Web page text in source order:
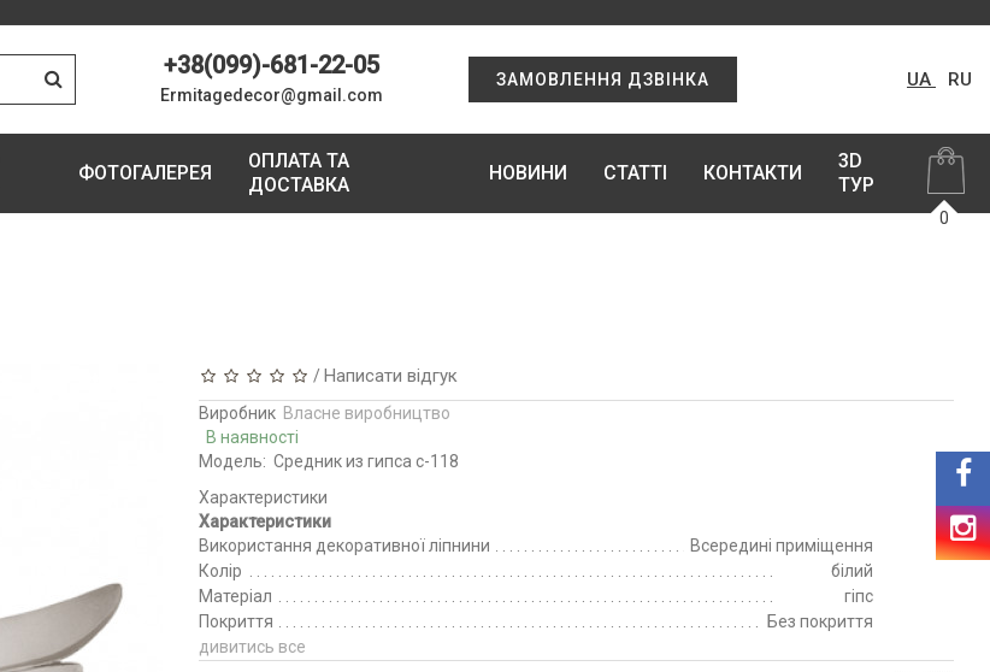
+38(099)-681-22-05
Ermitagedecor@gmail.com
ЗАМОВЛЕННЯ ДЗВІНКА UA RU
ФОТОГАЛЕРЕЯ
ОПЛАТА ТА
ДОСТАВКА
НОВИНИ СТАТТІ КОНТАКТИ
3D
ТУР
0
/Написати відгук
Виробник Власне виробництво
В наявності
Модель: Средник из гипса с-118
Характеристики
Характеристики
Використання декоративної ліпнини
Всередині приміщення
Колір
білий
Матеріал
гіпс
Покриття
Без покриття
дивитись все